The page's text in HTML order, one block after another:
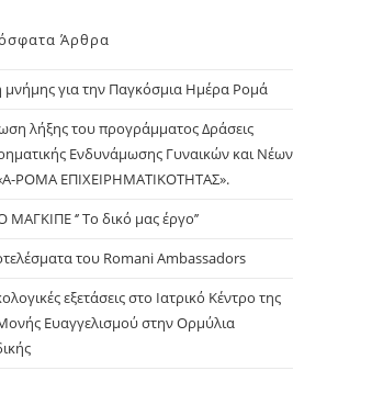
Άρθρα
μνήμης για την Παγκόσμια Ημέρα Ρομά
λήξης του προγράμματος Δράσεις
Ενδυνάμωσης Γυναικών και Νέων
ΡΟΜΑ ΕΠΙΧΕΙΡΗΜΑΤΙΚΟΤΗΤΑΣ».
‘’ Το δικό μας έργο’’
του Romani Ambassadors
εξετάσεις στο Ιατρικό Κέντρο της
Ευαγγελισμού στην Ορμύλια